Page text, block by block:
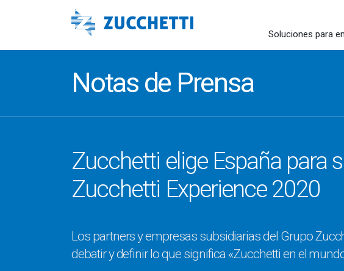
Soluciones para
Notas de Prensa
Zucchetti elige España para
Zucchetti Experience 2020
Los partners y empresas subsidiarias del Grupo
debatir y definir lo que significa «Zucchetti en el